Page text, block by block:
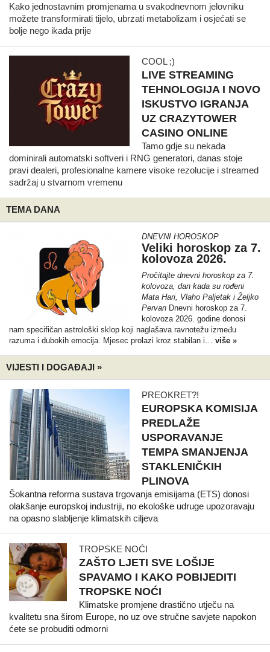
Kako jednostavnim promjenama u svakodnevnom jelovniku
možete transformirati tijelo, ubrzati metabolizam i osjećati se
bolje nego ikada prije
COOL ;)
LIVE STREAMING
TEHNOLOGIJA I NOVO
ISKUSTVO IGRANJA
UZ CRAZYTOWER
CASINO ONLINE
Tamo gdje su nekada
dominirali automatski softveri i RNG generatori, danas stoje
pravi dealeri, profesionalne kamere visoke rezolucije i streamed
sadržaj u stvarnom vremenu
TEMA DANA
DNEVNI HOROSKOP
Veliki horoskop za 7.
kolovoza 2026.
Pročitajte dnevni horoskop za 7.
kolovoza, dan kada su rođeni
Mata Hari, Vlaho Paljetak i Željko
Pervan Dnevni horoskop za 7.
kolovoza 2026. godine donosi
nam specifičan astrološki sklop koji naglašava ravnotežu između
razuma i dubokih emocija. Mjesec prolazi kroz stabilan i… više »
VIJESTI I DOGAĐAJI »
PREOKRET?!
EUROPSKA KOMISIJA
PREDLAŽE
USPORAVANJE
TEMPA SMANJENJA
STAKLENIČKIH
PLINOVA
Šokantna reforma sustava trgovanja emisijama (ETS) donosi
olakšanje europskoj industriji, no ekološke udruge upozoravaju
na opasno slabljenje klimatskih ciljeva
TROPSKE NOĆI
ZAŠTO LJETI SVE LOŠIJE
SPAVAMO I KAKO POBIJEDITI
TROPSKE NOĆI
Klimatske promjene drastično utječu na
kvalitetu sna širom Europe, no uz ove stručne savjete napokon
ćete se probuditi odmorni